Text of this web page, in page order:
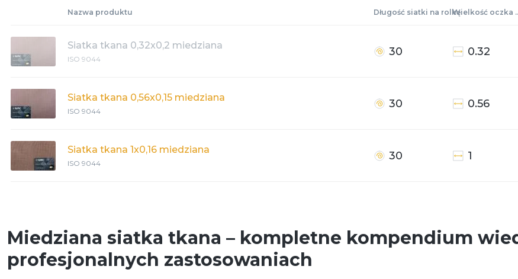
Filtry z siatki drucianej
Siatka ze stali zwykłej
epoksydową
Normy i specyfikacje siatek
Przybory
Nazwa produktu Długość siatki na rolkę
Siatka tkana 0,32x0,2 miedziana
ISO 9044
30 0.32
Siatka tkana 0,56x0,15 miedziana
ISO 9044
30 0.56
Siatka tkana 1x0,16 miedziana
ISO 9044
30 1
Miedziana siatka tkana – kompletne kompendium
profesjonalnych zastosowaniach